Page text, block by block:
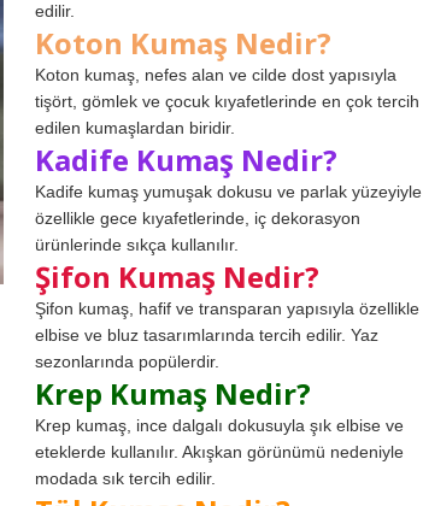
edilir.
Koton Kumaş Nedir?
Koton kumaş, nefes alan ve cilde dost yapısıyla
tişört, gömlek ve çocuk kıyafetlerinde en çok tercih
edilen kumaşlardan biridir.
Kadife Kumaş Nedir?
Kadife kumaş yumuşak dokusu ve parlak yüzeyiyle
özellikle gece kıyafetlerinde, iç dekorasyon
ürünlerinde sıkça kullanılır.
Şifon Kumaş Nedir?
Şifon kumaş, hafif ve transparan yapısıyla özellikle
elbise ve bluz tasarımlarında tercih edilir. Yaz
sezonlarında popülerdir.
Krep Kumaş Nedir?
Krep kumaş, ince dalgalı dokusuyla şık elbise ve
eteklerde kullanılır. Akışkan görünümü nedeniyle
modada sık tercih edilir.